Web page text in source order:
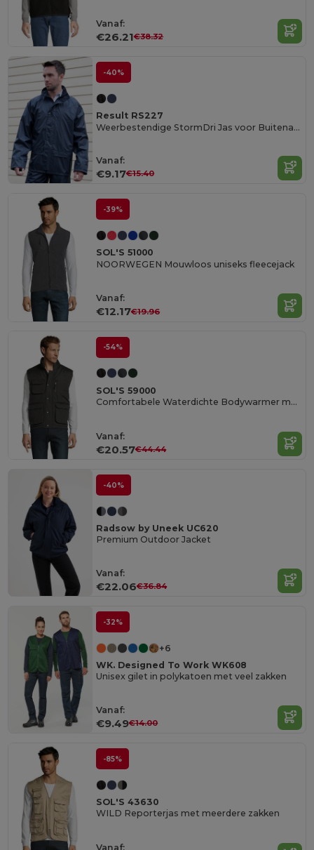
Vanaf:
€26.21€38.32
-40%
Result RS227
Weerbestendige StormDri Jas voor Buitenavonturen
Vanaf:
€9.17€15.40
-39%
SOL'S 51000
NOORWEGEN Mouwloos uniseks fleecejack
Vanaf:
€12.17€19.96
-54%
SOL'S 59000
Comfortabele Waterdichte Bodywarmer met Acht Zakken
Vanaf:
€20.57€44.44
-40%
Radsow by Uneek UC620
Premium Outdoor Jacket
Vanaf:
€22.06€36.84
-32%
+6
WK. Designed To Work WK608
Unisex gilet in polykatoen met veel zakken
Vanaf:
€9.49€14.00
-85%
SOL'S 43630
WILD Reporterjas met meerdere zakken
Vanaf: